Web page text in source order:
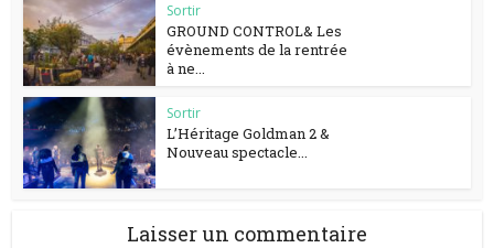
Sortir
GROUND CONTROL& Les
évènements de la rentrée
à ne...
Sortir
L’Héritage Goldman 2 &
Nouveau spectacle...
Laisser un commentaire